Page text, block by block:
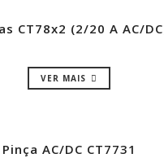
CT78x2 (2/20 A AC/
VER MAIS
Pinça AC/DC CT7731